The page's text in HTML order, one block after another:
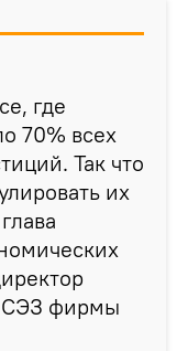
где
70% всех
Так что
их
СЭЗ фирмы